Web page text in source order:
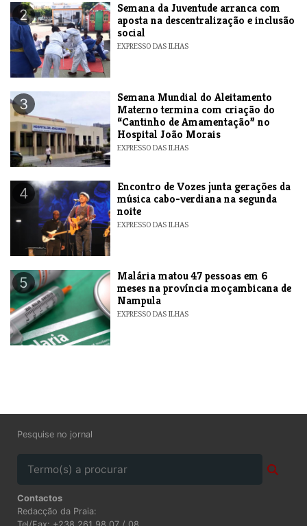
2
Semana da Juventude arranca com
aposta na descentralização e inclusão
social
EXPRESSO DAS ILHAS
3
Semana Mundial do Aleitamento
Materno termina com criação do
“Cantinho de Amamentação” no
Hospital João Morais
EXPRESSO DAS ILHAS
4
Encontro de Vozes junta gerações da
música cabo-verdiana na segunda
noite
EXPRESSO DAS ILHAS
5
​Malária matou 47 pessoas em 6
meses na província moçambicana de
Nampula
EXPRESSO DAS ILHAS
Pesquise no jornal
Contactos
Redacção da Praia: